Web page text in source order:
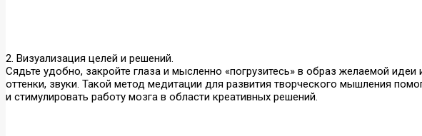
2. Визуализация целей и решений.
Сядьте удобно, закройте глаза и мысленно «погрузитесь» в образ желаемой идеи
оттенки, звуки. Такой метод медитации для развития творческого мышления
и стимулировать работу мозга в области креативных решений.